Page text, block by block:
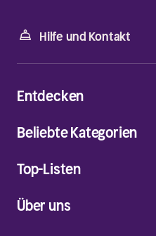
Hilfe und Kontakt
Über uns
Entdecken
Beliebte Kategorien
Top-Listen